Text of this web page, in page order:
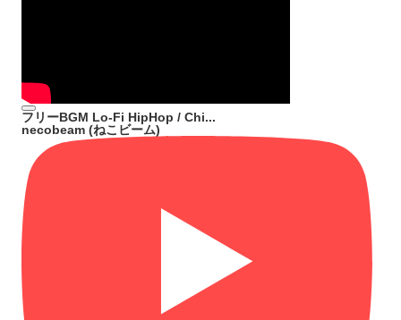
フリーBGM Lo-Fi HipHop / Chi...
necobeam (ねこビーム)